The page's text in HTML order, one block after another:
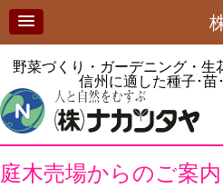
野菜づくり・ガーデニング・生
信州に適した種子･苗
庭木売場からのご案内